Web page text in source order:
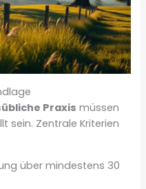
Praxis müssen
sein. Zentrale Kriterien
über mindestens 30